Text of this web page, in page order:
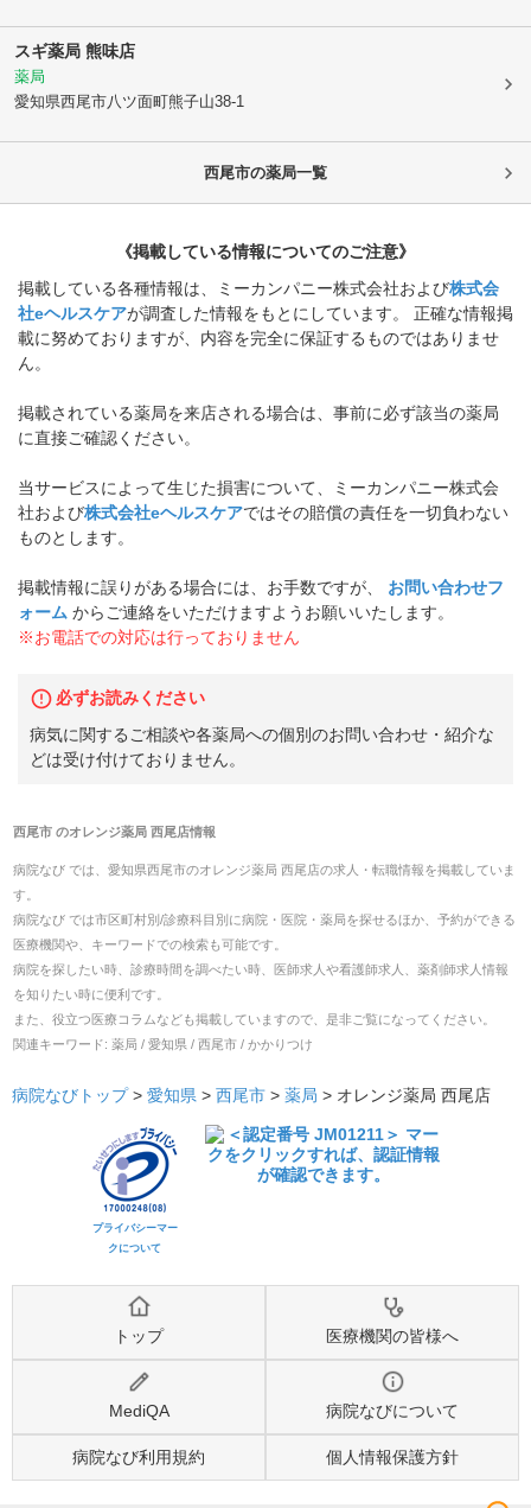
スギ薬局 熊味店
薬局
愛知県西尾市八ツ面町熊子山38-1
西尾市の薬局一覧
《掲載している情報についてのご注意》
掲載している各種情報は、ミーカンパニー株式会社および株式会
社eヘルスケアが調査した情報をもとにしています。 正確な情報掲
載に努めておりますが、内容を完全に保証するものではありませ
ん。
掲載されている薬局を来店される場合は、事前に必ず該当の薬局
に直接ご確認ください。
当サービスによって生じた損害について、ミーカンパニー株式会
社および株式会社eヘルスケアではその賠償の責任を一切負わない
ものとします。
掲載情報に誤りがある場合には、お手数ですが、
お問い合わせフ
ォーム からご連絡をいただけますようお願いいたします。
※お電話での対応は行っておりません
必ずお読みください
病気に関するご相談や各薬局への個別のお問い合わせ・紹介な
どは受け付けておりません。
西尾市のオレンジ薬局 西尾店情報
病院なび では、 愛知県西尾市のオレンジ薬局 西尾店の求人・転職情報を掲載していま
す。
病院なび では市区町村別/診療科目別に病院・医院・薬局を探せるほか、予約ができる
医療機関や、キーワードでの検索も可能です。
病院を探したい時、診療時間を調べたい時、医師求人や看護師求人、薬剤師求人情報
を知りたい時に便利です。
また、役立つ医療コラムなども掲載していますので、是非ご覧になってください。
関連キーワード: 薬局 / 愛知県 / 西尾市 / かかりつけ
病院なびトップ > 愛知県 > 西尾市 > 薬局 > オレンジ薬局 西尾店
プライバシーマー
クについて
トップ 医療機関の皆様へ
MediQA 病院なびについて
病院なび利用規約 個人情報保護方針